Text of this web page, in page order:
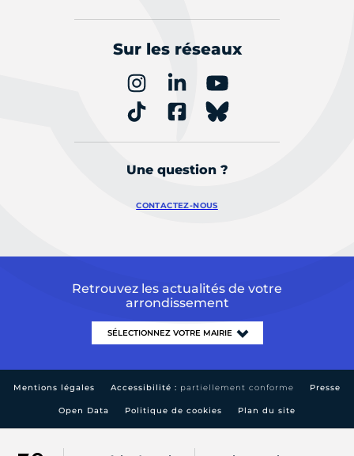
Sur les réseaux
Une question ?
CONTACTEZ-NOUS
Retrouvez les actualités de votre
arrondissement
Mentions légales Accessibilité : partiellement conforme Presse
Open Data Politique de cookies Plan du site